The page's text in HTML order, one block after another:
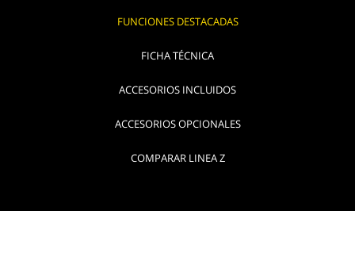
FUNCIONES DESTACADAS
FICHA TÉCNICA
ACCESORIOS INCLUIDOS
ACCESORIOS OPCIONALES
COMPARAR LINEA Z